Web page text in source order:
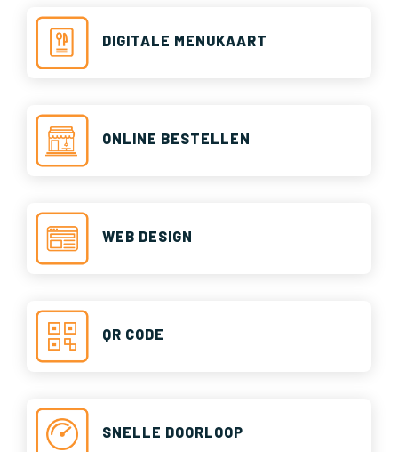
DIGITALE MENUKAART
ONLINE BESTELLEN
WEB DESIGN
QR CODE
SNELLE DOORLOOP